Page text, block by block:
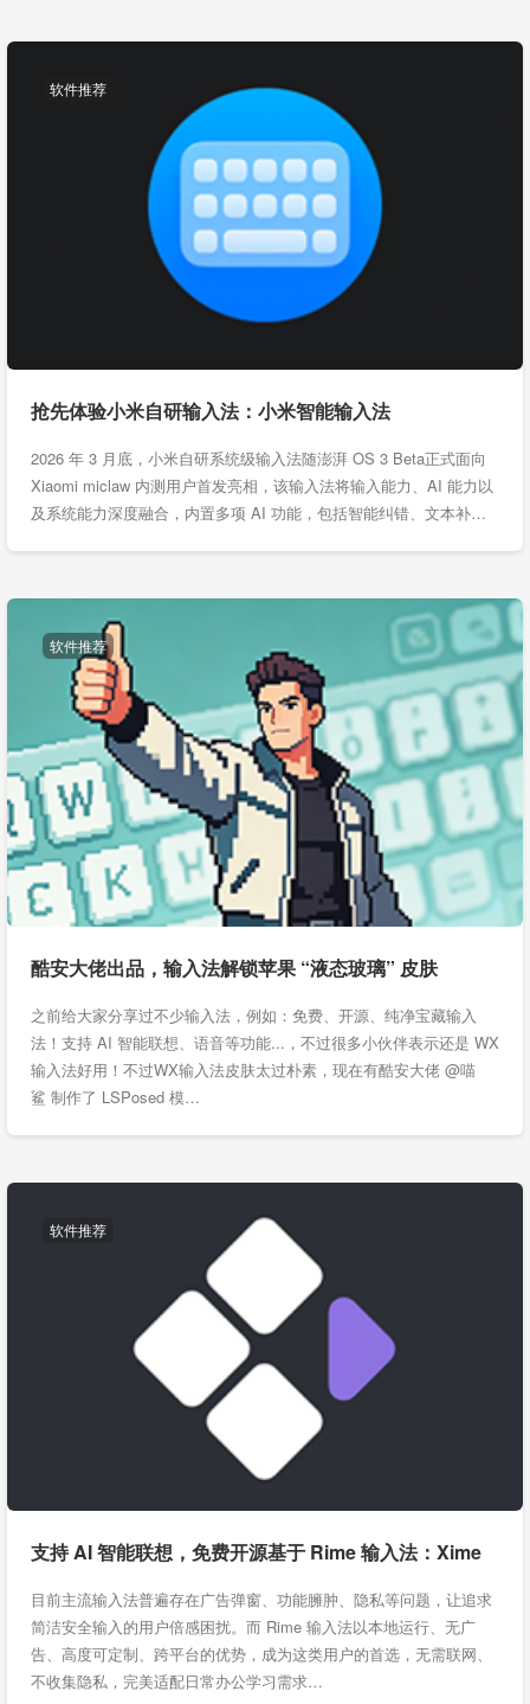
软件推荐
抢先体验小米自研输入法：小米智能输入法
2026 年 3 月底，小米自研系统级输入法随澎湃 OS 3 Beta正式面向
Xiaomi miclaw 内测用户首发亮相，该输入法将输入能力、AI 能力以
及系统能力深度融合，内置多项 AI 功能，包括智能纠错、文本补…
软件推荐
酷安大佬出品，输入法解锁苹果 “液态玻璃” 皮肤
之前给大家分享过不少输入法，例如：免费、开源、纯净宝藏输入
法！支持 AI 智能联想、语音等功能...，不过很多小伙伴表示还是 WX
输入法好用！不过WX输入法皮肤太过朴素，现在有酷安大佬 @喵
鲨 制作了 LSPosed 模…
软件推荐
支持 AI 智能联想，免费开源基于 Rime 输入法：Xime
目前主流输入法普遍存在广告弹窗、功能臃肿、隐私等问题，让追求
简洁安全输入的用户倍感困扰。而 Rime 输入法以本地运行、无广
告、高度可定制、跨平台的优势，成为这类用户的首选，无需联网、
不收集隐私，完美适配日常办公学习需求…